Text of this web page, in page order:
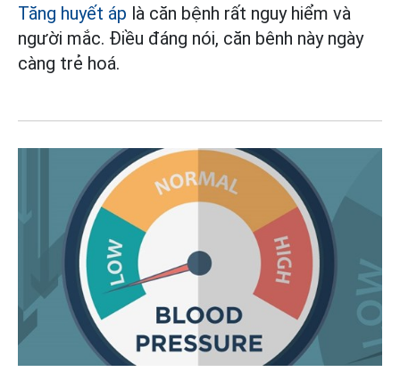
Tăng huyết áp là căn bệnh rất nguy hiểm và
người mắc. Điều đáng nói, căn bênh này ngày
càng trẻ hoá.